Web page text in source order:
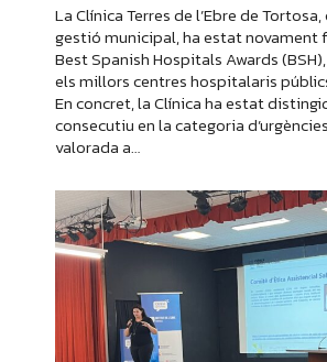
La Clínica Terres de l’Ebre de
gestió municipal, ha estat novament
Best Spanish Hospitals Awards
els millors centres hospitalaris
En concret, la Clínica ha estat
consecutiu en la categoria
valorada a…